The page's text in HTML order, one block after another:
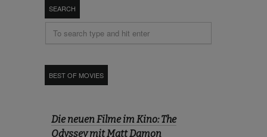
SEARCH
BEST OF MOVIES
Die neuen Filme im Kino: The
Odyssey mit Matt Damon